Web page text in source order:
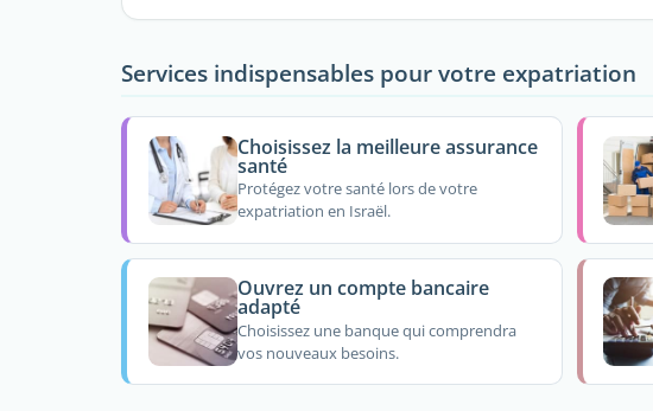
Services indispensables pour votre expatriation
Choisissez la meilleure assurance
santé
Protégez votre santé lors de votre
expatriation en Israël.
Ouvrez un compte bancaire
adapté
Choisissez une banque qui comprendra
vos nouveaux besoins.